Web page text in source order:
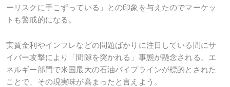
ーリスクに手こずっている」との印象を与えたのでマーケッ
トも警戒的になる。
実質金利やインフレなどの問題ばかりに注目している間にサ
イバー攻撃により「間隙を突かれる」事態が懸念される。エ
ネルギー部門で米国最大の石油パイプラインが標的とされた
ことで、その現実味が高まったと言えよう。